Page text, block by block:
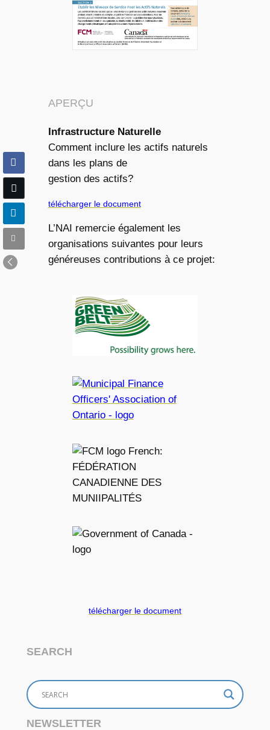
APERÇU
Infrastructure Naturelle
Comment inclure les actifs naturels
dans les plans de
gestion des actifs?
télécharger le document
L’NAI remercie également les
organisations suivantes pour leurs
généreuses contributions à ce projet:
télécharger le document
SEARCH
NEWSLETTER